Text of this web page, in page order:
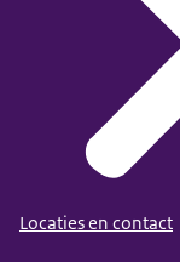
Locaties en contact